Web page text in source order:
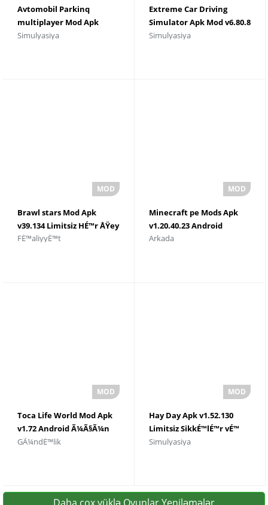
Avtomobil Parkinq
multiplayer Mod Apk
v4.8.4.9 [Mod pulu]
Simulyasiya
Extreme Car Driving
Simulator Apk Mod v6.80.8
(Limitsiz Pul)
Simulyasiya
Brawl stars Mod Apk
v39.134 Limitsiz HÉ™r ÅŸey
2021
FÉ™aliyyÉ™t
Minecraft pe Mods Apk
v1.20.40.23 Android
Ã¼Ã§Ã¼n yÃ¼klÉ™yin
Arkada
Toca Life World Mod Apk
v1.72 Android Ã¼Ã§Ã¼n
yÃ¼klÉ™yin
GÃ¼ndÉ™lik
Hay Day Apk v1.52.130
Limitsiz SikkÉ™lÉ™r vÉ™
Brilyantlar
Simulyasiya